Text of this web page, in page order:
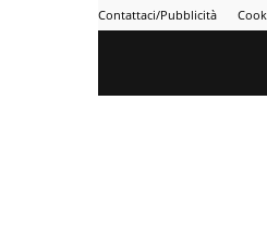
Contattaci/Pubblicità